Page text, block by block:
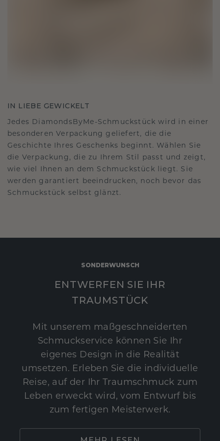
IN LIEBE GEWICKELT
Jedes DiamondsByMe-Schmuckstück wird in einer
besonderen Verpackung geliefert, die die
Geschichte Ihres Geschenks beginnt. Wählen Sie
die Verpackung, die zu Ihrem Stil passt und zeigt,
wie viel Ihnen an dem Schmuckstück liegt. Sie
werden garantiert beeindrucken, noch bevor das
Schmuckstück selbst glänzt.
SONDERWUNSCH
ENTWERFEN SIE IHR
TRAUMSTÜCK
Mit unserem maßgeschneiderten
Schmuckservice können Sie Ihr
eigenes Design in die Realität
umsetzen. Erleben Sie die individuelle
Reise, auf der Ihr Traumschmuck zum
Leben erweckt wird, vom Entwurf bis
zum fertigen Meisterwerk.